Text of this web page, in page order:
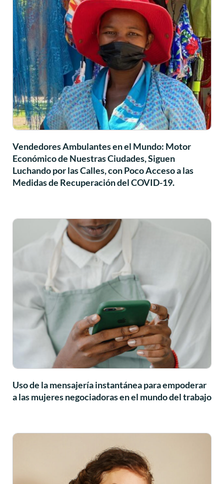
Vendedores Ambulantes en el Mundo: Motor
Económico de Nuestras Ciudades, Siguen
Luchando por las Calles, con Poco Acceso a las
Medidas de Recuperación del COVID-19.
Uso de la mensajería instantánea para empoderar
a las mujeres negociadoras en el mundo del trabajo